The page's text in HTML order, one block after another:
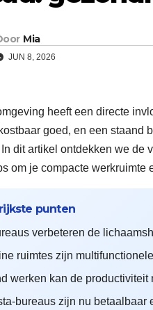
Mia
JUN 8, 2026
heeft een directe
goed, en een staand
dit artikel ontdekken we de
om je compacte werkruimte
punten
verbeteren de
ruimtes zijn
werken kan de productiviteit
bureaus zijn nu betaalbaar